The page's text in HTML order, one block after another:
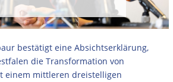
bestätigt eine Absichtserklärung,
die Transformation von
einem mittleren dreistelligen